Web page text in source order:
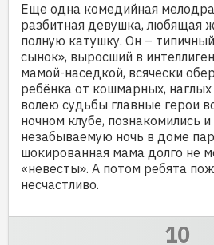
Еще одна комедийная
разбитная девушка, любящая
полную катушку. Он –
сынок», выросший в
мамой-наседкой, всячески
ребёнка от кошмарных,
волею судьбы главные герои
ночном клубе, познакомились
незабываемую ночь в доме
шокированная мама долго не
«невесты». А потом ребята
несчастливо.